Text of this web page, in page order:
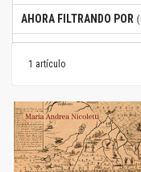
1 artículo
AHORA FILTRANDO POR